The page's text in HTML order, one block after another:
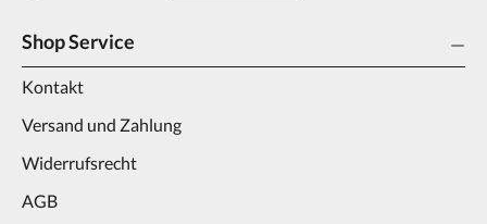
Shop Service
Kontakt
Versand und Zahlung
Widerrufsrecht
AGB